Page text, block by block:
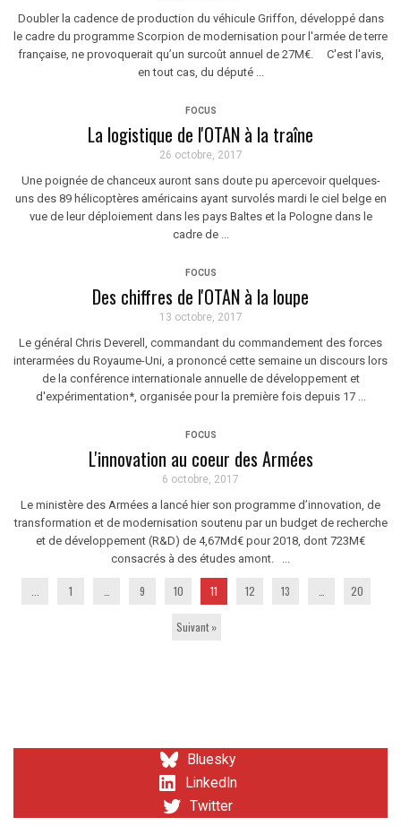
Doubler la cadence de production du véhicule Griffon, développé dans
le cadre du programme Scorpion de modernisation pour l'armée de terre
française, ne provoquerait qu’un surcoût annuel de 27M€. C'est l'avis,
en tout cas, du député ...
FOCUS
La logistique de l'OTAN à la traîne
26 octobre, 2017
Une poignée de chanceux auront sans doute pu apercevoir quelques-
uns des 89 hélicoptères américains ayant survolés mardi le ciel belge en
vue de leur déploiement dans les pays Baltes et la Pologne dans le
cadre de ...
FOCUS
Des chiffres de l'OTAN à la loupe
13 octobre, 2017
Le général Chris Deverell, commandant du commandement des forces
interarmées du Royaume-Uni, a prononcé cette semaine un discours lors
de la conférence internationale annuelle de développement et
d'expérimentation*, organisée pour la première fois depuis 17 ...
FOCUS
L'innovation au coeur des Armées
6 octobre, 2017
Le ministère des Armées a lancé hier son programme d’innovation, de
transformation et de modernisation soutenu par un budget de recherche
et de développement (R&D) de 4,67Md€ pour 2018, dont 723M€
consacrés à des études amont. ...
1 9 10 11 12 13 20
Suivant »
Bluesky
LinkedIn
Twitter